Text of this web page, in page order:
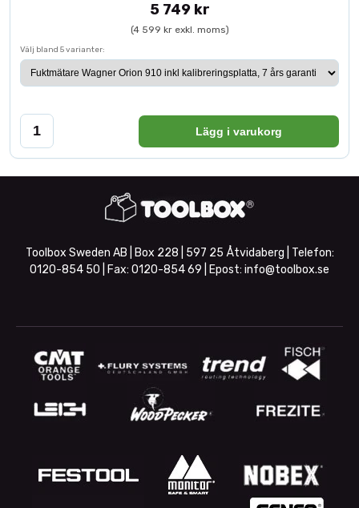
5 749 kr
(4 599 kr exkl. moms)
Välj bland 5 varianter:
Lägg i varukorg
Toolbox Sweden AB | Box 228 | 597 25 Åtvidaberg | Telefon:
0120-854 50 | Fax: 0120-854 69 | Epost: info@toolbox.se